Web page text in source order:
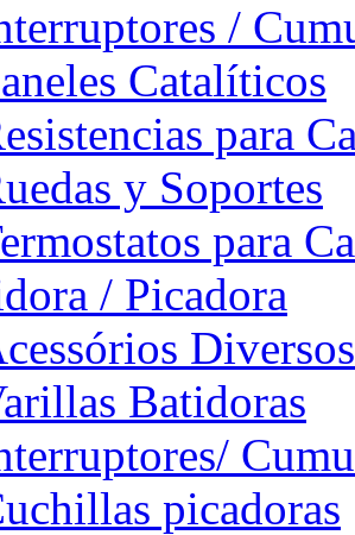
/
Catalíticos
para
y Soportes
para
/ Picadora
Diversos
Batidoras
picadoras